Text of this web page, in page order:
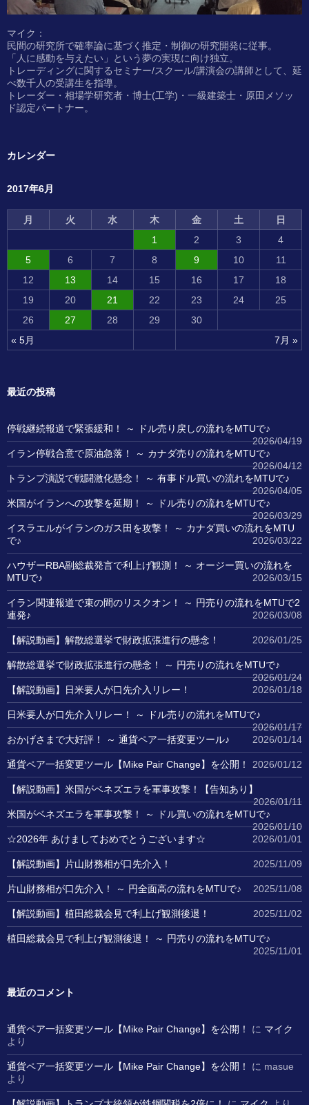
マイク：
民間の研究所で確率論に基づく推定・制御の研究開発に従事。
「人に感動を与えたい」という夢の実現に向け独立。
トレーディングに関するセミナー/スクール/講演会の講師として、延
べ数千人の受講生を指導。
トレーダー・相場学研究者・博士(工学)・一級建築士・原田メソッ
ド認定パートナー。
カレンダー
2017年6月
月 火 水 木 金 土 日
« 5月 7月 »
1 2 3
4
5
6 7 8 9 10
11
12
13 14 15 16 17
18
19
20 21 22 23 24
25
26
27 28 29 30
最近の投稿
停戦継続報道で緊張緩和！ ～ ドル売り戻しの流れをMTUで♪
2026/04/19
イラン停戦合意で原油急落！ ～ カナダ売りの流れをMTUで♪
2026/04/12
トランプ演説で戦闘激化懸念！ ～ 有事ドル買いの流れをMTUで♪
2026/04/05
米国がイランへの攻撃を延期！ ～ ドル売りの流れをMTUで♪
2026/03/29
イスラエルがイランのガス田を攻撃！ ～ カナダ買いの流れをMTU
で♪
2026/03/22
ハウザーRBA副総裁発言で利上げ観測！ ～ オージー買いの流れを
MTUで♪
2026/03/15
イラン関連報道で束の間のリスクオン！ ～ 円売りの流れをMTUで2
連発♪
2026/03/08
【解説動画】解散総選挙で財政拡張進行の懸念！ 2026/01/25
解散総選挙で財政拡張進行の懸念！ ～ 円売りの流れをMTUで♪
2026/01/24
【解説動画】日米要人が口先介入リレー！
2026/01/18
日米要人が口先介入リレー！ ～ ドル売りの流れをMTUで♪
2026/01/17
おかげさまで大好評！ ～ 通貨ペア一括変更ツール♪
2026/01/14
通貨ペア一括変更ツール【Mike Pair Change】を公開！ 2026/01/12
【解説動画】米国がベネズエラを軍事攻撃！【告知あり】
2026/01/11
米国がベネズエラを軍事攻撃！ ～ ドル買いの流れをMTUで♪
2026/01/10
☆2026年 あけましておめでとうございます☆
2026/01/01
【解説動画】片山財務相が口先介入！ 2025/11/09
片山財務相が口先介入！ ～ 円全面高の流れをMTUで♪ 2025/11/08
【解説動画】植田総裁会見で利上げ観測後退！ 2025/11/02
植田総裁会見で利上げ観測後退！ ～ 円売りの流れをMTUで♪
2025/11/01
最近のコメント
通貨ペア一括変更ツール【Mike Pair Change】を公開！ に マイク
より
通貨ペア一括変更ツール【Mike Pair Change】を公開！ に masue
より